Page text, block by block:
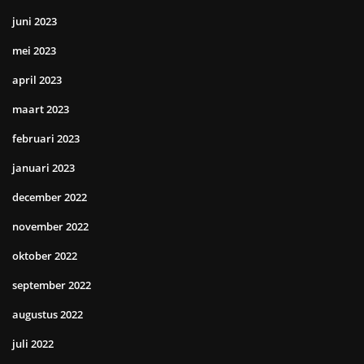
juni 2023
mei 2023
april 2023
maart 2023
februari 2023
januari 2023
december 2022
november 2022
oktober 2022
september 2022
augustus 2022
juli 2022